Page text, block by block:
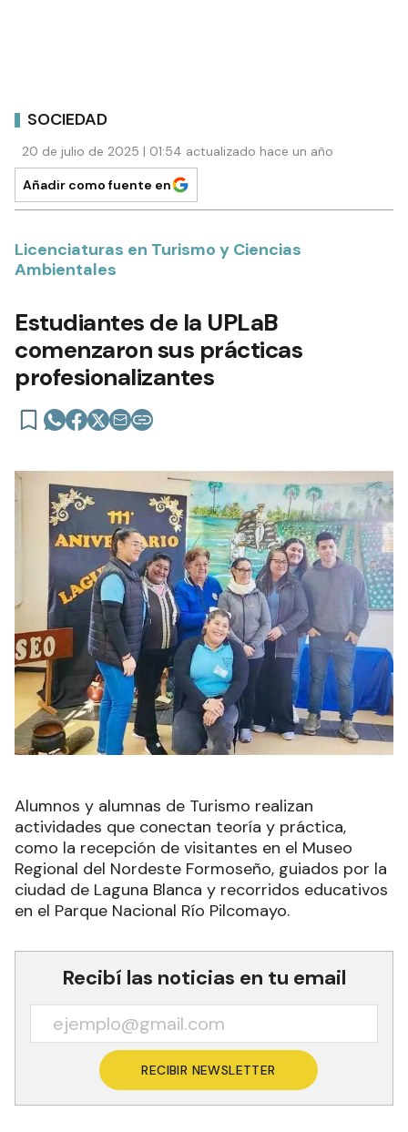
SOCIEDAD
20 de julio de 2025 | 01:54 actualizado hace un año
Añadir como fuente en
Licenciaturas en Turismo y Ciencias
Ambientales
Estudiantes de la UPLaB
comenzaron sus prácticas
profesionalizantes
Alumnos y alumnas de Turismo realizan
actividades que conectan teoría y práctica,
como la recepción de visitantes en el Museo
Regional del Nordeste Formoseño, guiados por la
ciudad de Laguna Blanca y recorridos educativos
en el Parque Nacional Río Pilcomayo.
Recibí las noticias en tu email
RECIBIR NEWSLETTER